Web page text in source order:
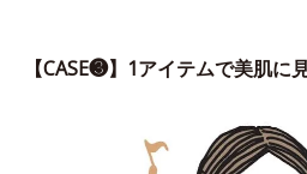
【CASE❸】1アイテムで美肌に